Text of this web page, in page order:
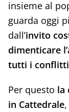
insieme al
guarda oggi
dall’invito
dimenticare
tutti i conflitti
Per questo la
in Cattedrale,